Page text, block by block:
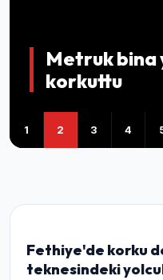
Metruk bina
korkuttu
1 2 3 4
Fethiye'de korku
teknesindeki